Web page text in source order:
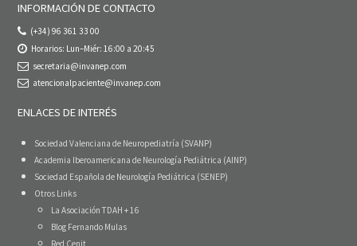
INFORMACIÓN DE CONTACTO
(+34) 96 361 33 00
Horarios: Lun–Miér: 16:00 a 20:45
secretaria@invanep.com
atencionalpaciente@invanep.com
ENLACES DE INTERÉS
Sociedad Valenciana de Neuropediatría (SVANP)
Academia Iberoamericana de Neurología Pediátrica (AINP)
Sociedad Española de Neurología Pediátrica (SENEP)
Otros Links
La Asociación TDAH + 16
Blog Fernando Mulas
Red Cenit